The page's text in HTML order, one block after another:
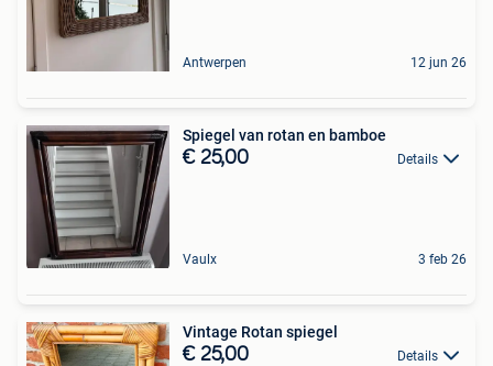
Antwerpen 12 jun 26
Spiegel van rotan en bamboe
€ 25,00 Details
Vaulx 3 feb 26
Vintage Rotan spiegel
€ 25,00 Details